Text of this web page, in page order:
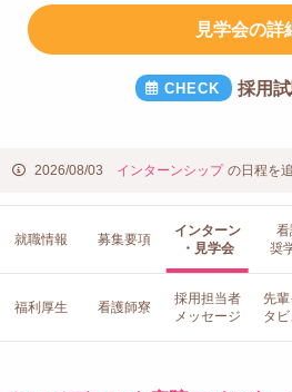
見学会の詳
採用
2026/08/03 インターンシップ の日程を
就職情報 募集要項
インターン
・見学会
奨
福利厚生 看護師寮
採用担当者
メッセージ
先
タ